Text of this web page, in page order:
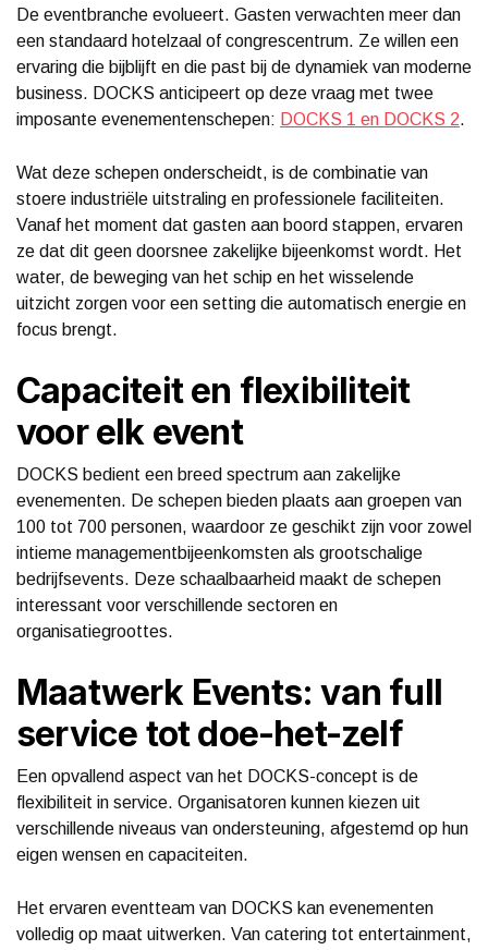
De eventbranche evolueert. Gasten verwachten meer dan
een standaard hotelzaal of congrescentrum. Ze willen een
ervaring die bijblijft en die past bij de dynamiek van moderne
business. DOCKS anticipeert op deze vraag met twee
imposante evenementenschepen: DOCKS 1 en DOCKS 2.
Wat deze schepen onderscheidt, is de combinatie van
stoere industriële uitstraling en professionele faciliteiten.
Vanaf het moment dat gasten aan boord stappen, ervaren
ze dat dit geen doorsnee zakelijke bijeenkomst wordt. Het
water, de beweging van het schip en het wisselende
uitzicht zorgen voor een setting die automatisch energie en
focus brengt.
Capaciteit en flexibiliteit
voor elk event
DOCKS bedient een breed spectrum aan zakelijke
evenementen. De schepen bieden plaats aan groepen van
100 tot 700 personen, waardoor ze geschikt zijn voor zowel
intieme managementbijeenkomsten als grootschalige
bedrijfsevents. Deze schaalbaarheid maakt de schepen
interessant voor verschillende sectoren en
organisatiegroottes.
Maatwerk Events: van full
service tot doe-het-zelf
Een opvallend aspect van het DOCKS-concept is de
flexibiliteit in service. Organisatoren kunnen kiezen uit
verschillende niveaus van ondersteuning, afgestemd op hun
eigen wensen en capaciteiten.
Het ervaren eventteam van DOCKS kan evenementen
volledig op maat uitwerken. Van catering tot entertainment,